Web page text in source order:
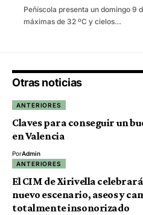
Peñíscola presenta un domingo 9
máximas de 32 ºC y cielos…
Otras noticias
ANTERIORES
Claves para conseguir un
en Valencia
PorAdmin
ANTERIORES
El CIM de Xirivella
nuevo escenario, aseos y
totalmente insonorizado